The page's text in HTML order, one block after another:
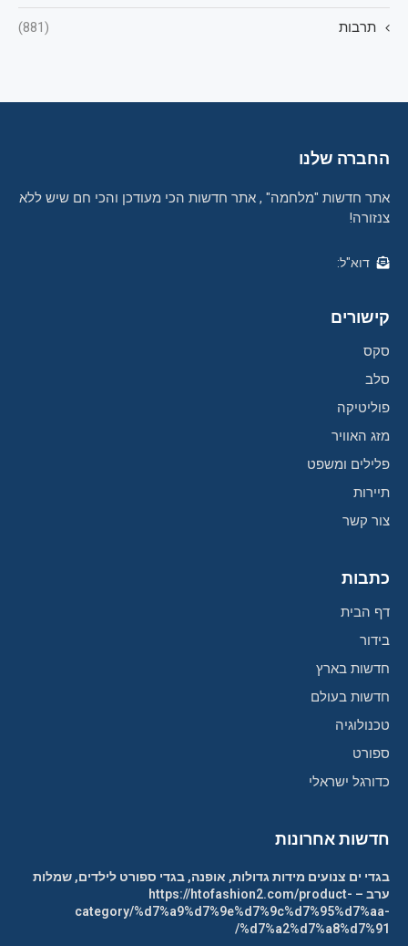
תרבות (881)
החברה שלנו
אתר חדשות "מלחמה" , אתר חדשות הכי מעודכן והכי חם שיש ללא
צנזורה!
דוא"ל:
קישורים
סקס
סלב
פוליטיקה
מזג האוויר
פלילים ומשפט
תיירות
צור קשר
כתבות
דף הבית
בידור
חדשות בארץ
חדשות בעולם
טכנולוגיה
ספורט
כדורגל ישראלי
חדשות אחרונות
בגדי ים צנועים מידות גדולות, אופנה, בגדי ספורט לילדים, שמלות
ערב – https://htofashion2.com/product-
category/%d7%a9%d7%9e%d7%9c%d7%95%d7%aa-
%d7%a2%d7%a8%d7%91/